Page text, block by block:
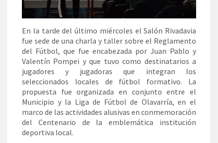
En la tarde del último miércoles el Salón Rivadavia
fue sede de una charla y taller sobre el Reglamento
del Fútbol, que fue encabezada por Juan Pablo y
Valentín Pompei y que tuvo como destinatarios a
jugadores y jugadoras que integran los
seleccionados locales de fútbol formativo. La
propuesta fue organizada en conjunto entre el
Municipio y la Liga de Fútbol de Olavarría, en el
marco de las actividades alusivas en conmemoración
del Centenario de la emblemática institución
deportiva local.